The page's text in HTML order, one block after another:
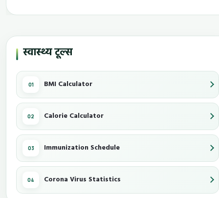
स्वास्थ्य टूल्स
BMI Calculator
Calorie Calculator
Immunization Schedule
Corona Virus Statistics